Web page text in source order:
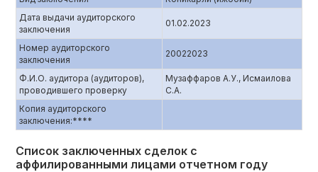
Дата выдачи аудиторского
заключения
01.02.2023
Номер аудиторского
заключения
20022023
Ф.И.О. аудитора (аудиторов),
проводившего проверку
Музаффаров А.У., Исмаилова
С.А.
Копия аудиторского
заключения:****
Список заключенных сделок с
аффилированными лицами отчетном году